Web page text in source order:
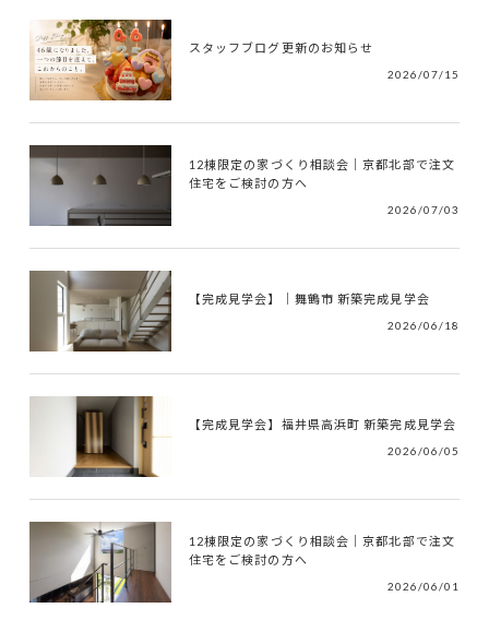
スタッフブログ更新のお知らせ
2026/07/15
12棟限定の家づくり相談会｜京都北部で注文
住宅をご検討の方へ
2026/07/03
【完成見学会】｜舞鶴市 新築完成見学会
2026/06/18
【完成見学会】福井県高浜町 新築完成見学会
2026/06/05
12棟限定の家づくり相談会｜京都北部で注文
住宅をご検討の方へ
2026/06/01